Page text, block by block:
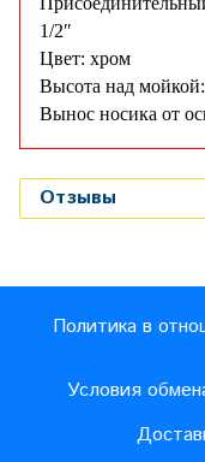
1/2″
Цвет: хром
Высота над
Вынос носика от
Отзывы
Политика в
Условия